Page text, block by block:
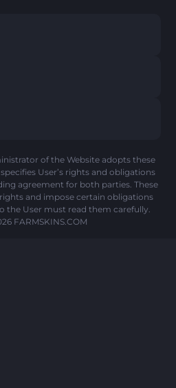
of the Website adopts these
User’s rights and obligations
agreement for both parties. These
rights and impose certain obligations
the User must read them carefully.
FARMSKINS.COM